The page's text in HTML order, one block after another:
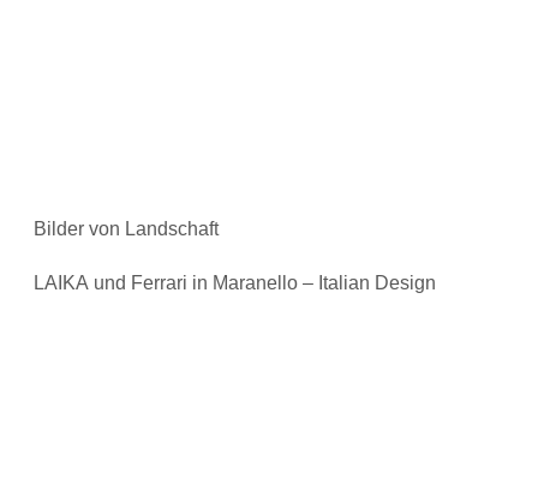
Bilder von Landschaft
LAIKA und Ferrari in Maranello – Italian Design